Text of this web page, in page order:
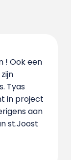
! Ook een
Tyas
in project
aan
st.Joost